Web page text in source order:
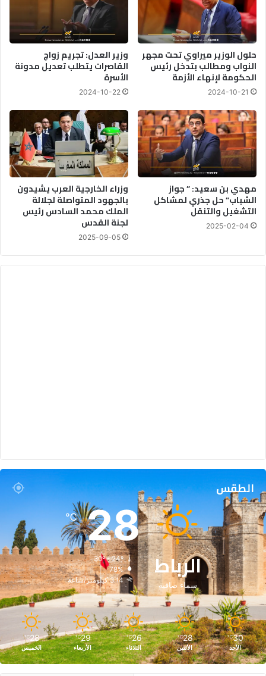
يا
ئ
ي
ا
ل
ك
و
ف
د
ر
ا
ي
ة
ر
غ
م
خ
حلول الوزير ميراوي تحت مجهر
النواب ومطالب بتدخل رئيس
الحكومة لإنهاء الأزمة
2024-10-21
وزير العدل: تجريم زواج
القاصرات يتطلب تعديل مدونة
الأسرة
2024-10-22
مهدي بن سعيد: ” جواز
الشباب” حل جذري لمشاكل
التشغيل والتنقل
2025-02-04
وزراء الخارجية العرب يشيدون
بالجهود المتواصلة لجلالة
الملك محمد السادس رئيس
لجنة القدس
2025-09-05
الطقس
الرباط
سماء صافية
28
℃
30º - 24º
78%
3.14 كيلومتر/ساعة
30
℃
الأحد
28
℃
الأثنين
26
℃
الثلاثاء
29
℃
الأربعاء
28
℃
الخميس